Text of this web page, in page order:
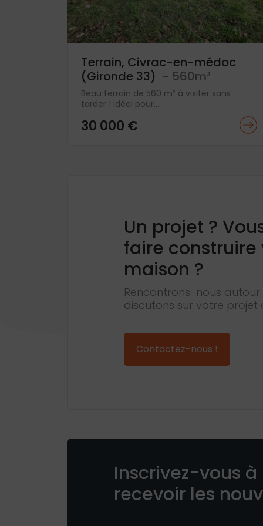
Terrain, Civrac-en-médoc
(Gironde 33) - 560m²
Beau terrain de 560 m² à visiter sans
tarder ! idéal pour...
30 000 €
Un projet ?
faire construire
maison ?
Rencontrons-nous autour
discutons sur votre projet
Contactez-nous !
Inscrivez-vous
recevoir les